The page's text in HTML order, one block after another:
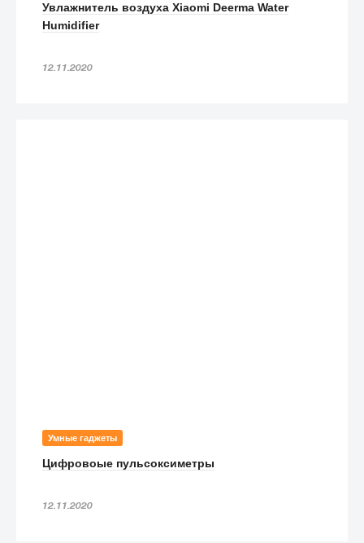
Увлажнитель воздуха Xiaomi Deerma Water
Humidifier
12.11.2020
Умные гаджеты
Цифровоые пульсоксиметры
12.11.2020